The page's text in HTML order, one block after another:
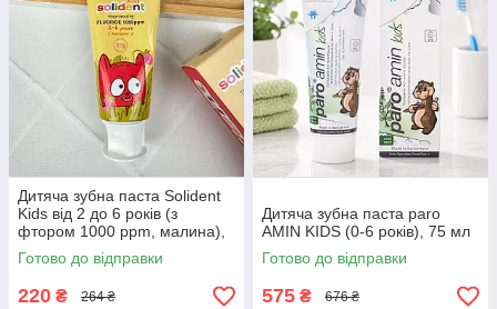
Дитяча зубна паста Solident
Kids від 2 до 6 років (з
фтором 1000 ppm, малина),
50 мл
Готово до відправки
220 ₴ 264 ₴
Дитяча зубна паста paro
AMIN KIDS (0-6 років), 75 мл
Готово до відправки
575 ₴ 676 ₴